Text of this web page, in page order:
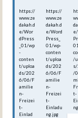
https://
www.ze
dakah.d
e/Wor
dPress
_01/wp
-
conten
t/uploa
ds/202
6/06/F
amilie
n-
Freizei
t-
Einlad
https://
www.ze
dakah.d
e/Word
Press_
01/wp-
conten
t/uploa
ds/202
6/06/F
amilie
n-
Freizei
t-
Einladu
ng.jpg
/
/
t-